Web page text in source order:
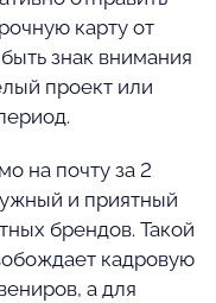
карту от
знак внимания
проект или
на почту за 2
и приятный
брендов. Такой
кадровую
а для